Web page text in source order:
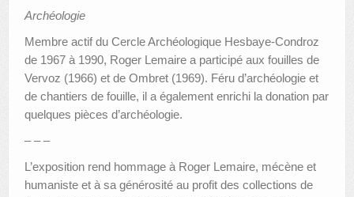
Archéologie
Membre actif du Cercle Archéologique Hesbaye-Condroz
de 1967 à 1990, Roger Lemaire a participé aux fouilles de
Vervoz (1966) et de Ombret (1969). Féru d’archéologie et
de chantiers de fouille, il a également enrichi la donation par
quelques pièces d’archéologie.
– – –
L’exposition rend hommage à Roger Lemaire, mécène et
humaniste et à sa générosité au profit des collections de